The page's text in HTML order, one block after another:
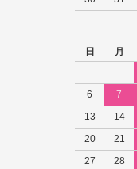
日
月
6
7
13
14
20
21
27
28